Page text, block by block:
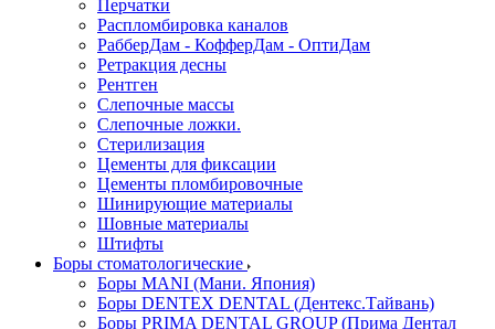
Перчатки
Распломбировка каналов
РабберДам - КофферДам - ОптиДам
Ретракция десны
Рентген
Слепочные массы
Слепочные ложки.
Стерилизация
Цементы для фиксации
Цементы пломбировочные
Шинирующие материалы
Шовные материалы
Штифты
Боры стоматологические
Боры MANI (Мани. Япония)
Боры DENTEX DENTAL (Дентекс.Тайвань)
Боры PRIMA DENTAL GROUP (Прима Дентал